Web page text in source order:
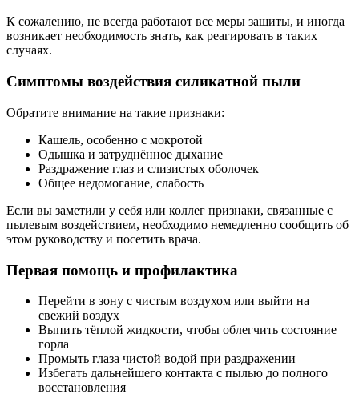
К сожалению, не всегда работают все меры защиты, и иногда
возникает необходимость знать, как реагировать в таких
случаях.
Симптомы воздействия силикатной пыли
Обратите внимание на такие признаки:
Кашель, особенно с мокротой
Одышка и затруднённое дыхание
Раздражение глаз и слизистых оболочек
Общее недомогание, слабость
Если вы заметили у себя или коллег признаки, связанные с
пылевым воздействием, необходимо немедленно сообщить об
этом руководству и посетить врача.
Первая помощь и профилактика
Перейти в зону с чистым воздухом или выйти на
свежий воздух
Выпить тёплой жидкости, чтобы облегчить состояние
горла
Промыть глаза чистой водой при раздражении
Избегать дальнейшего контакта с пылью до полного
восстановления